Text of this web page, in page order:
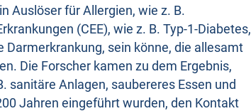
Auslöser für Allergien, wie z. B.
(CEE), wie z. B. Typ-1-Diabetes,
sein könne, die allesamt
Die Forscher kamen zu dem Ergebnis,
sanitäre Anlagen, saubereres Essen und
Jahren eingeführt wurden, den Kontakt